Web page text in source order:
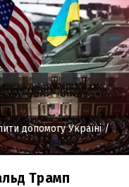
допомогу Україні/
Трамп